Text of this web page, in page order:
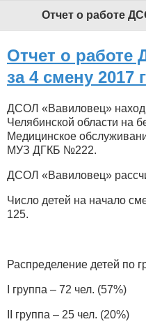
Отчет о работе
за 4 смену 2017
ДСОЛ «Вавиловец»
Челябинской области на
Медицинское
МУЗ ДГКБ №222.
ДСОЛ «Вавиловец»
Число детей на начало
125.
Распределение детей по
I группа – 72 чел. (57%)
II группа – 25 чел. (20%)